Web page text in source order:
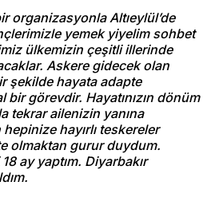
organizasyonla Altıeylül’de
yemek yiyelim sohbet
ülkemizin çeşitli illerinde
Askere gidecek olan
şekilde hayata adapte
görevdir. Hayatınızın dönüm
tekrar ailenizin yanına
hayırlı teskereler
olmaktan gurur duydum.
ay yaptım. Diyarbakır